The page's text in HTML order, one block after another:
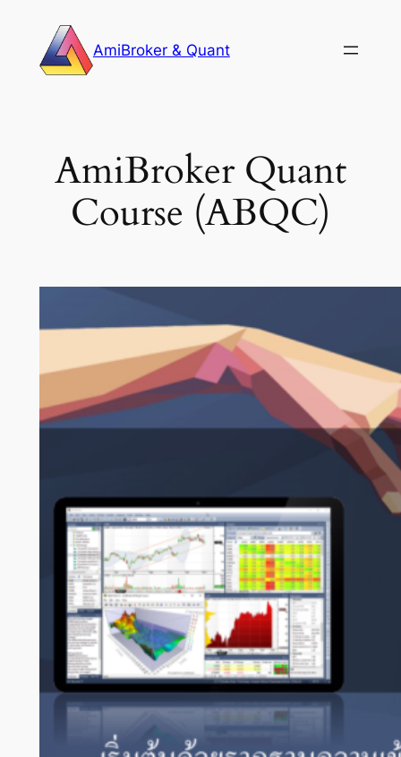
content
AmiBroker & Quant
AmiBroker Quant
Course (ABQC)